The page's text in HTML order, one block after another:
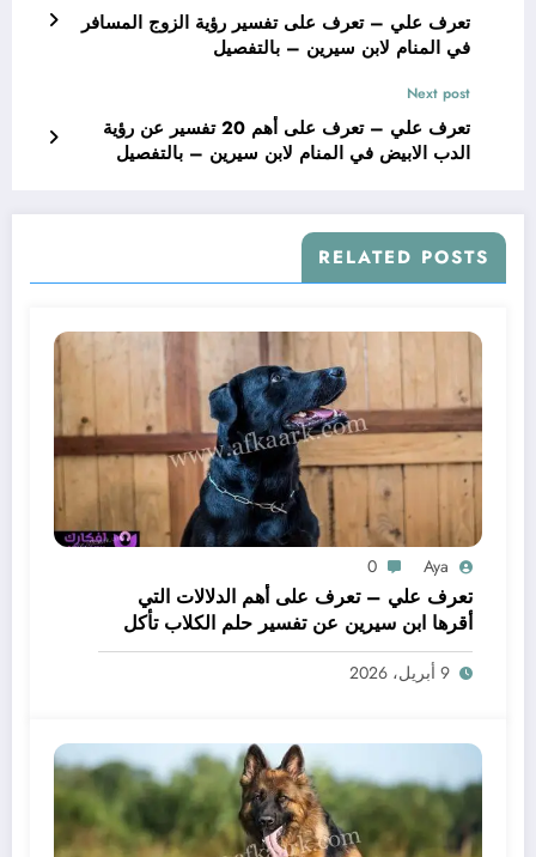
تعرف علي – تعرف على تفسير رؤية الزوج المسافر
في المنام لابن سيرين – بالتفصيل
Next post
تعرف علي – تعرف على أهم 20 تفسير عن رؤية
الدب الابيض في المنام لابن سيرين – بالتفصيل
RELATED POSTS
Aya
0
تعرف علي – تعرف على أهم الدلالات التي
أقرها ابن سيرين عن تفسير حلم الكلاب تأكل
لحم – بالتفصيل
9 أبريل، 2026